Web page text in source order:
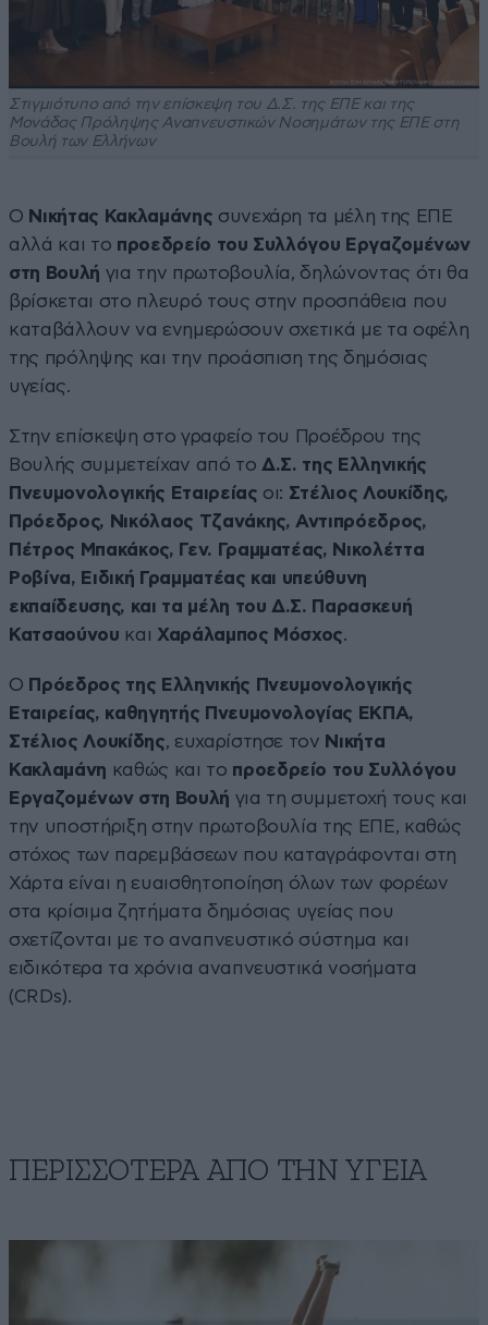
Στιγμιότυπο από την επίσκεψη του Δ.Σ. της ΕΠΕ και της
Μονάδας Πρόληψης Αναπνευστικών Νοσημάτων της ΕΠΕ στη
Βουλή των Ελλήνων
Ο Νικήτας Κακλαμάνης συνεχάρη τα μέλη της ΕΠΕ
αλλά και το προεδρείο του Συλλόγου Εργαζομένων
στη Βουλή για την πρωτοβουλία, δηλώνοντας ότι θα
βρίσκεται στο πλευρό τους στην προσπάθεια που
καταβάλλουν να ενημερώσουν σχετικά με τα οφέλη
της πρόληψης και την προάσπιση της δημόσιας
υγείας.
Στην επίσκεψη στο γραφείο του Προέδρου της
Βουλής συμμετείχαν από το Δ.Σ. της Ελληνικής
Πνευμονολογικής Εταιρείας οι: Στέλιος Λουκίδης,
Πρόεδρος, Νικόλαος Τζανάκης, Αντιπρόεδρος,
Πέτρος Μπακάκος, Γεν. Γραμματέας, Νικολέττα
Ροβίνα, Ειδική Γραμματέας και υπεύθυνη
εκπαίδευσης, και τα μέλη του Δ.Σ. Παρασκευή
Κατσαούνου και Χαράλαμπος Μόσχος.
Ο Πρόεδρος της Ελληνικής Πνευμονολογικής
Εταιρείας, καθηγητής Πνευμονολογίας ΕΚΠΑ,
Στέλιος Λουκίδης, ευχαρίστησε τον Νικήτα
Κακλαμάνη καθώς και το προεδρείο του Συλλόγου
Εργαζομένων στη Βουλή για τη συμμετοχή τους και
την υποστήριξη στην πρωτοβουλία της ΕΠΕ, καθώς
στόχος των παρεμβάσεων που καταγράφονται στη
Χάρτα είναι η ευαισθητοποίηση όλων των φορέων
στα κρίσιμα ζητήματα δημόσιας υγείας που
σχετίζονται με το αναπνευστικό σύστημα και
ειδικότερα τα χρόνια αναπνευστικά νοσήματα
(CRDs).
ΠΕΡΙΣΣΟΤΕΡΑ ΑΠΟ ΤΗΝ ΥΓΕΙΑ